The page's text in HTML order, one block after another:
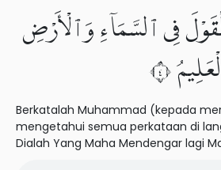
فِى ٱلسَّمَآءِ وَٱلْأَرْضِ
٤
Berkatalah Muhammad (kepada
mengetahui semua perkataan di
Dialah Yang Maha Mendengar lagi